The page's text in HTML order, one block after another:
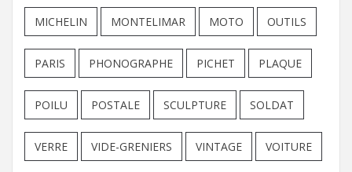
MICHELIN MONTELIMAR MOTO OUTILS
PARIS PHONOGRAPHE PICHET PLAQUE
POILU POSTALE SCULPTURE SOLDAT
VERRE VIDE-GRENIERS VINTAGE VOITURE